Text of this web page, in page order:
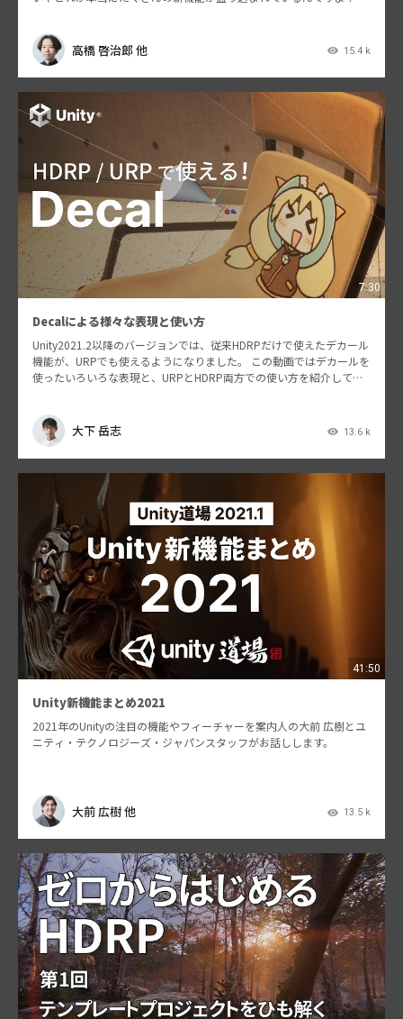
高橋 啓治郎 他 15.4 k
7:30
Decalによる様々な表現と使い方
Unity2021.2以降のバージョンでは、従来HDRPだけで使えたデカール
機能が、URPでも使えるようになりました。 この動画ではデカールを
使ったいろいろな表現と、URPとHDRP両方での使い方を紹介してい
大下 岳志 13.6 k
41:50
Unity新機能まとめ2021
2021年のUnityの注目の機能やフィーチャーを案内人の大前 広樹とユ
ニティ・テクノロジーズ・ジャパンスタッフがお話しします。
大前 広樹 他 13.5 k